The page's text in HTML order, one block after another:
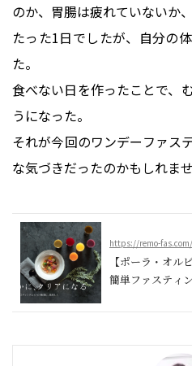
のか、胃腸は疲れていないか
たった1日でしたが、自分の
た。
食べない日を作ったことで、
うになった。
それが今回のワンデーファス
な気づきだったのかもしれませ
https://remo-fas.com/
【ポーラ・オル
簡単ファスティ